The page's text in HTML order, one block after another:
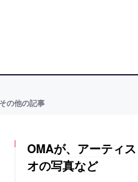
の他の記事
OMAが、アーティ
オの写真など